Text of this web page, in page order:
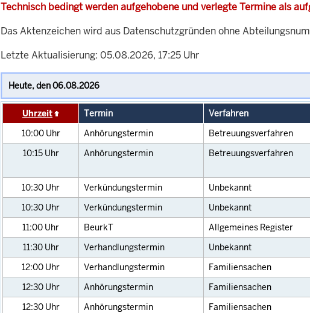
Technisch bedingt werden aufgehobene und verlegte Termine als
Das Aktenzeichen wird aus Datenschutzgründen ohne
Letzte Aktualisierung: 05.08.2026, 17:25 Uhr
Uhrzeit Termin Verfahren
10:00 Uhr Anhörungstermin Betreuungsverfahren
10:15 Uhr Anhörungstermin Betreuungsverfahren
10:30 Uhr Verkündungstermin Unbekannt
10:30 Uhr Verkündungstermin Unbekannt
11:00 Uhr BeurkT Allgemeines Register
11:30 Uhr Verhandlungstermin Unbekannt
12:00 Uhr Verhandlungstermin Familiensachen
12:30 Uhr Anhörungstermin Familiensachen
12:30 Uhr Anhörungstermin Familiensachen